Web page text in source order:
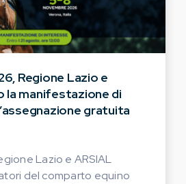
Regione Lazio e
la manifestazione di
gratuita
Lazio e ARSIAL
del comparto equino